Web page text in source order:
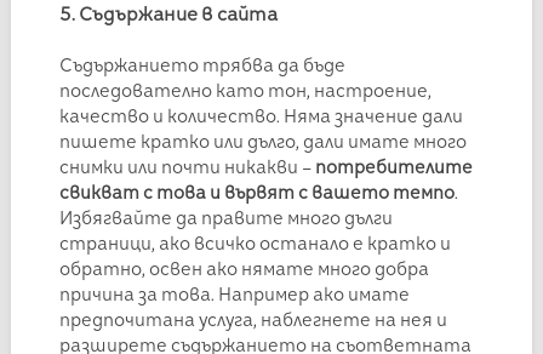
5. Съдържание в сайта
Съдържанието трябва да бъде
последователно като тон, настроение,
качество и количество. Няма значение дали
пишете кратко или дълго, дали имате много
снимки или почти никакви – потребителите
свикват с това и вървят с вашето темпо.
Избягвайте да правите много дълги
страници, ако всичко останало е кратко и
обратно, освен ако нямате много добра
причина за това. Например ако имате
предпочитана услуга, наблегнете на нея и
разширете съдържанието на съответната